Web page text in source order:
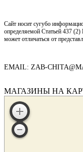
Сайт носит сугубо
определяемой Статьей 437
может отличаться от
EMAIL: ZAB-
МАГАЗИНЫ НА